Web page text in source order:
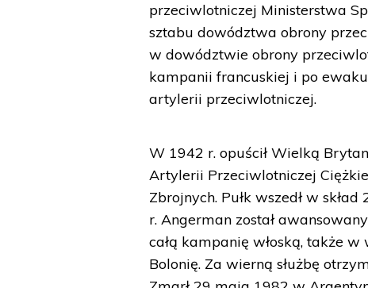
przeciwlotniczej Ministerstwa
sztabu dowództwa obrony
w dowództwie obrony
kampanii francuskiej i po
artylerii przeciwlotniczej.
W 1942 r. opuścił Wielką
Artylerii Przeciwlotniczej
Zbrojnych. Pułk wszedł w
r. Angerman został
całą kampanię włoską, także
Bolonię. Za wierną służbę